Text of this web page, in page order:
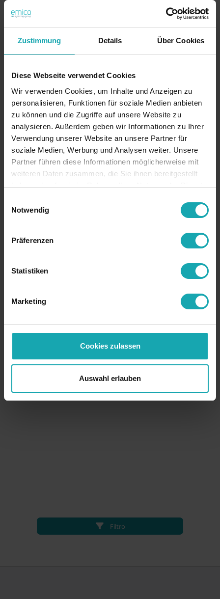
Zustimmung Details Über Cookies
Diese Webseite verwendet Cookies
Wir verwenden Cookies, um Inhalte und Anzeigen zu
personalisieren, Funktionen für soziale Medien anbieten
zu können und die Zugriffe auf unsere Website zu
analysieren. Außerdem geben wir Informationen zu Ihrer
Verwendung unserer Website an unsere Partner für
soziale Medien, Werbung und Analysen weiter. Unsere
Partner führen diese Informationen möglicherweise mit
weiteren Daten zusammen, die Sie ihnen bereitgestellt
haben oder die sie im Rahmen Ihrer Nutzung der Dienste
Notwendig
Präferenzen
Statistiken
Marketing
Cookies zulassen
Auswahl erlauben
Filtro